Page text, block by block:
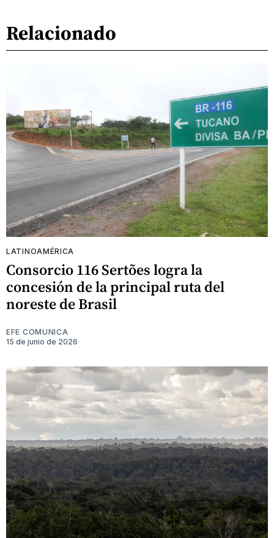
Relacionado
LATINOAMÉRICA
Consorcio 116 Sertões logra la
concesión de la principal ruta del
noreste de Brasil
EFE COMUNICA
15 de junio de 2026